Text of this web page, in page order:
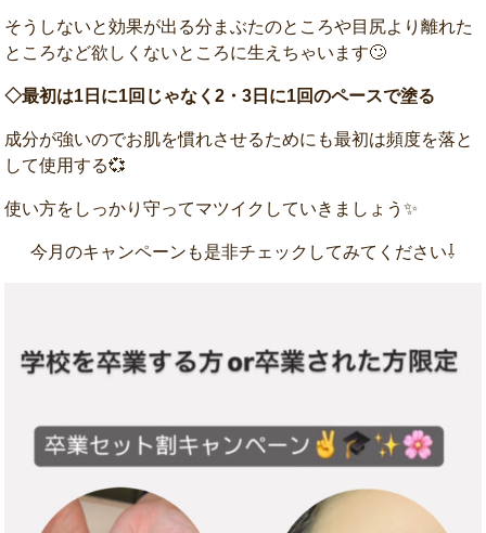
そうしないと効果が出る分まぶたのところや目尻より離れた
ところなど欲しくないところに生えちゃいます🙄
◇最初は1日に1回じゃなく2・3日に1回のペースで塗る
成分が強いのでお肌を慣れさせるためにも最初は頻度を落と
して使用する💞
使い方をしっかり守ってマツイクしていきましょう✨
今月のキャンペーンも是非チェックしてみてください⇩